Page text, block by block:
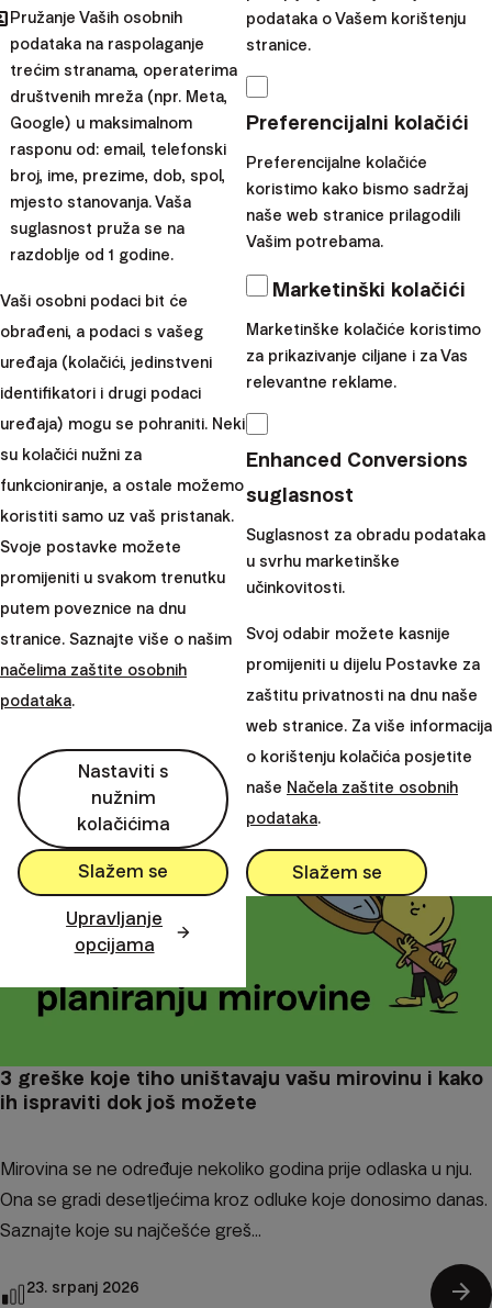
Tim
Podijelite ovaj blog:
Preporučujemo
8 financijskih savjeta za bezbrižan godišnji odmor
Ljeto je obično vrijeme kada želimo ostaviti sve brige iza
sebe i uživati u zasluženom odmoru s obitelji i prijateljima.
29. srpanj 2026 arrow_forward
3 greške koje tiho uništavaju vašu mirovinu i kako
ih ispraviti dok još možete
Mirovina se ne određuje nekoliko godina prije odlaska u nju.
Ona se gradi desetljećima kroz odluke koje donosimo danas.
Saznajte koje su najčešće greš...
23. srpanj 2026 arrow_forward
Pružanje Vaših osobnih
podataka na raspolaganje
trećim stranama, operaterima
društvenih mreža (npr. Meta,
Google) u maksimalnom
rasponu od: email, telefonski
broj, ime, prezime, dob, spol,
mjesto stanovanja. Vaša
suglasnost pruža se na
razdoblje od 1 godine.
Vaši osobni podaci bit će
obrađeni, a podaci s vašeg
uređaja (kolačići, jedinstveni
identifikatori i drugi podaci
uređaja) mogu se pohraniti. Neki
su kolačići nužni za
funkcioniranje, a ostale možemo
koristiti samo uz vaš pristanak.
Svoje postavke možete
promijeniti u svakom trenutku
putem poveznice na dnu
stranice. Saznajte više o našim
načelima zaštite osobnih
podataka.
Nastaviti s
nužnim
kolačićima
Slažem se
Upravljanje
opcijama
podataka o Vašem korištenju
stranice.
Preferencijalni kolačići
Preferencijalne kolačiće
koristimo kako bismo sadržaj
naše web stranice prilagodili
Vašim potrebama.
Marketinški kolačići
Marketinške kolačiće koristimo
za prikazivanje ciljane i za Vas
relevantne reklame.
Enhanced Conversions
suglasnost
Suglasnost za obradu podataka
u svrhu marketinške
učinkovitosti.
Svoj odabir možete kasnije
promijeniti u dijelu Postavke za
zaštitu privatnosti na dnu naše
web stranice. Za više informacija
o korištenju kolačića posjetite
naše Načela zaštite osobnih
podataka.
Slažem se